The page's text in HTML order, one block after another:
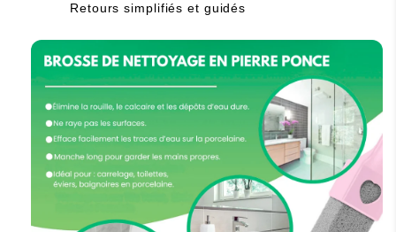
Retours simplifiés et guidés